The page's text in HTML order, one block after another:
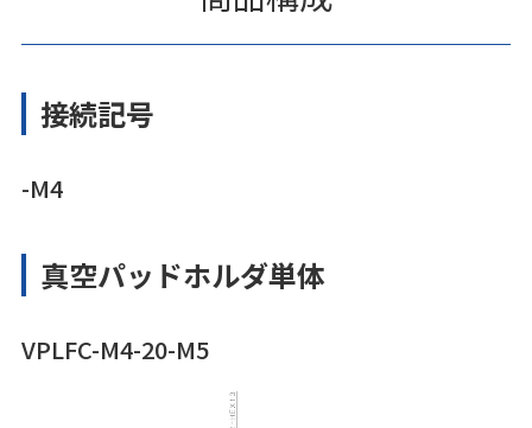
接続記号
-M4
真空パッドホルダ単体
VPLFC-M4-20-M5